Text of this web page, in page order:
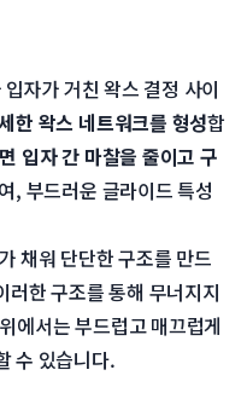
자가 거친 왁스 결정 사이
한 왁스 네트워크를 형성합
입자 간 마찰을 줄이고 구
, 부드러운 글라이드 특성
채워 단단한 구조를 만드
러한 구조를 통해 무너지지
에서는 부드럽고 매끄럽게
수 있습니다.